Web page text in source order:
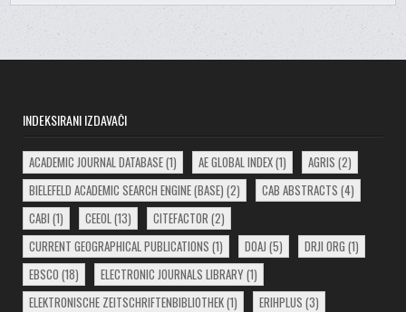
INDEKSIRANI IZDAVAČI
ACADEMIC JOURNAL DATABASE(1) AE GLOBAL INDEX(1) AGRIS (2)
BIELEFELD ACADEMIC SEARCH ENGINE (BASE) (2) CAB ABSTRACTS (4)
CABI (1) CEEOL (13) CITEFACTOR (2)
CURRENT GEOGRAPHICAL PUBLICATIONS (1) DOAJ (5) DRJI ORG (1)
EBSCO (18) ELECTRONIC JOURNALS LIBRARY(1)
ELEKTRONISCHE ZEITSCHRIFTENBIBLIOTHEK(1) ERIHPLUS (3)